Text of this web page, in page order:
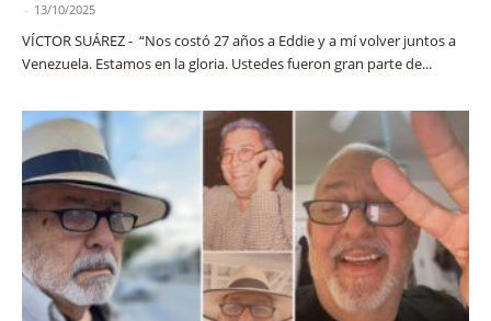
- 13/10/2025
VÍCTOR SUÁREZ - “Nos costó 27 años a Eddie y a mí volver juntos a
Venezuela. Estamos en la gloria. Ustedes fueron gran parte de...